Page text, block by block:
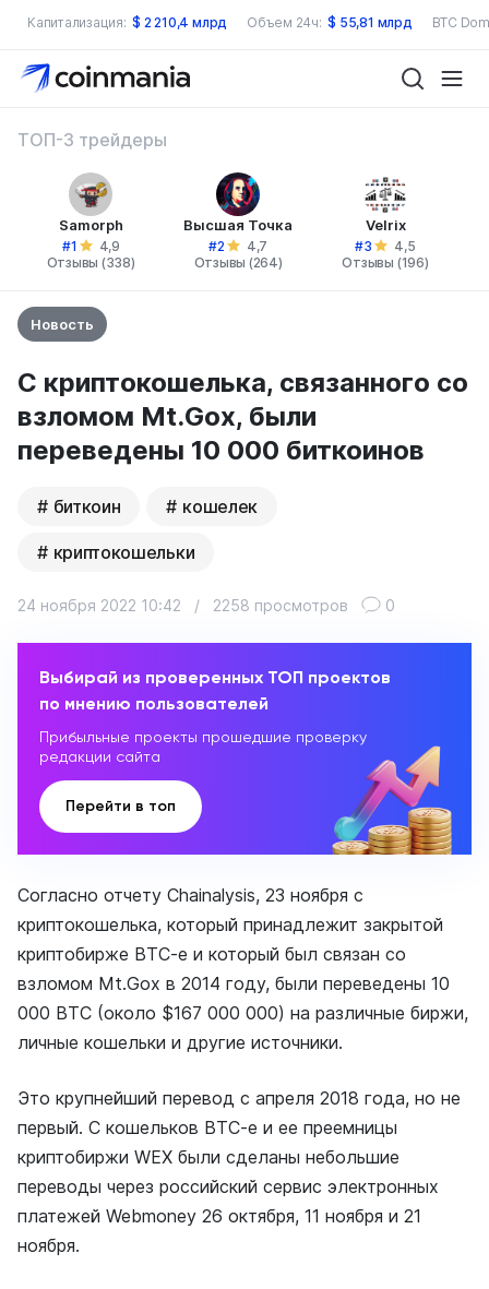
Капитализация: $ 2 210,4 млрд Объем 24ч: $ 55,81 млрд BTC
ТОП-3 трейдеры
Samorph
#1
4,9
Отзывы (338)
Высшая Точка
#2
4,7
Отзывы (264)
Velrix
#3
4,5
Отзывы (196)
Новость
С криптокошелька, связанного со
взломом Mt.Gox, были
переведены 10 000 биткоинов
биткоин кошелек
криптокошельки
24 ноября 2022 10:42 / 2258 просмотров 0
Выбирай из проверенных ТОП проектов
по мнению пользователей
Прибыльные проекты прошедшие проверку
редакции сайта
Перейти в топ
Согласно отчету Chainalysis, 23 ноября с
криптокошелька, который принадлежит закрытой
криптобирже BTC-e и который был связан со
взломом Mt.Gox в 2014 году, были переведены 10
000 BTC (около $167 000 000) на различные биржи,
личные кошельки и другие источники.
Это крупнейший перевод с апреля 2018 года, но не
первый. С кошельков BTC-e и ее преемницы
криптобиржи WEX были сделаны небольшие
переводы через российский сервис электронных
платежей Webmoney 26 октября, 11 ноября и 21
ноября.